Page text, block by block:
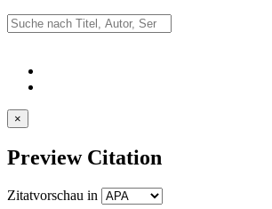
×
Preview Citation
Zitatvorschau in